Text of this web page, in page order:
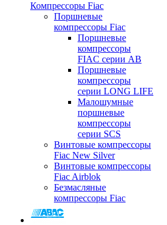
Компрессоры Fiac
Поршневые
компрессоры Fiac
Поршневые
компрессоры
FIAC серии AB
Поршневые
компрессоры
серии LONG LIFE
Малошумные
поршневые
компрессоры
серии SCS
Винтовые компрессоры
Fiac New Silver
Винтовые компрессоры
Fiac Airblok
Безмасляные
компрессоры Fiac